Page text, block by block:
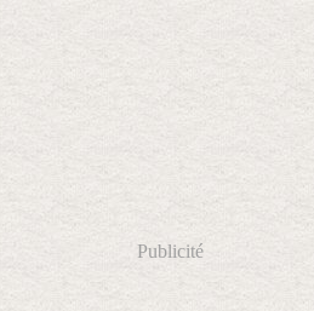
Publicité